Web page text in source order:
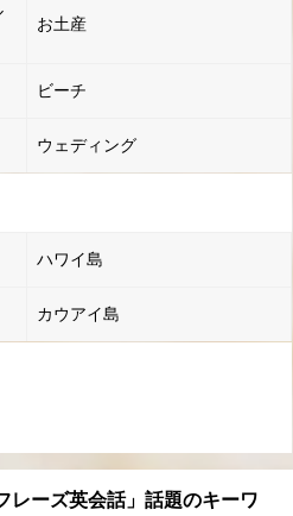
お土産
ビーチ
ウェディング
ハワイ島
カウアイ島
レーズ英会話」話題のキーワ